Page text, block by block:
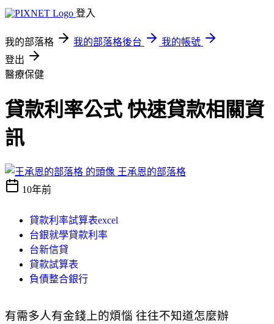
登入
我的部落格 我的部落格後台
我的帳號
登出
醫療保健
貸款利率公式 快速貸款相關資
訊
王承恩的部落格
10年前
貸款利率試算表excel
台銀就學貸款利率
台新信貸
貸款試算表
負債整合銀行
有需多人有金錢上的煩惱 往往不知道怎麼辦